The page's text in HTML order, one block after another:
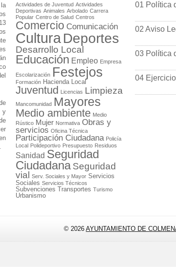
y
.
Actividades de Juventud Actividades
Deportivas Animales Arbolado Carrera
Popular Centro de Salud Centros
Comercio Comunicación
CulturaDeportes
Desarrollo Local
Educación Empleo Empresa
Escolarización Festejos
Formación Hacienda Local
Juventud Licencias Limpieza
Mancomunidad Mayores
Medio ambiente Medio
Rústico Mujer Normativa Obras y
servicios Oficina Técnica
Participación Ciudadana Policía
Local Polideportivo Presupuesto Residuos
Sanidad Seguridad
Ciudadana Seguridad
vial
Serv. Sociales y Mayor Servicios
Sociales Servicios Técnicos
Subvenciones Transportes Turismo
Urbanismo
01 Política
02 Aviso
03 Política
04
© 2026 AYUNTAMIENTO DE